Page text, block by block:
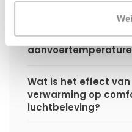
Hoe presteert een
paneelradiator bij
Wat is het effect
verwarming op
luchtbeleving?